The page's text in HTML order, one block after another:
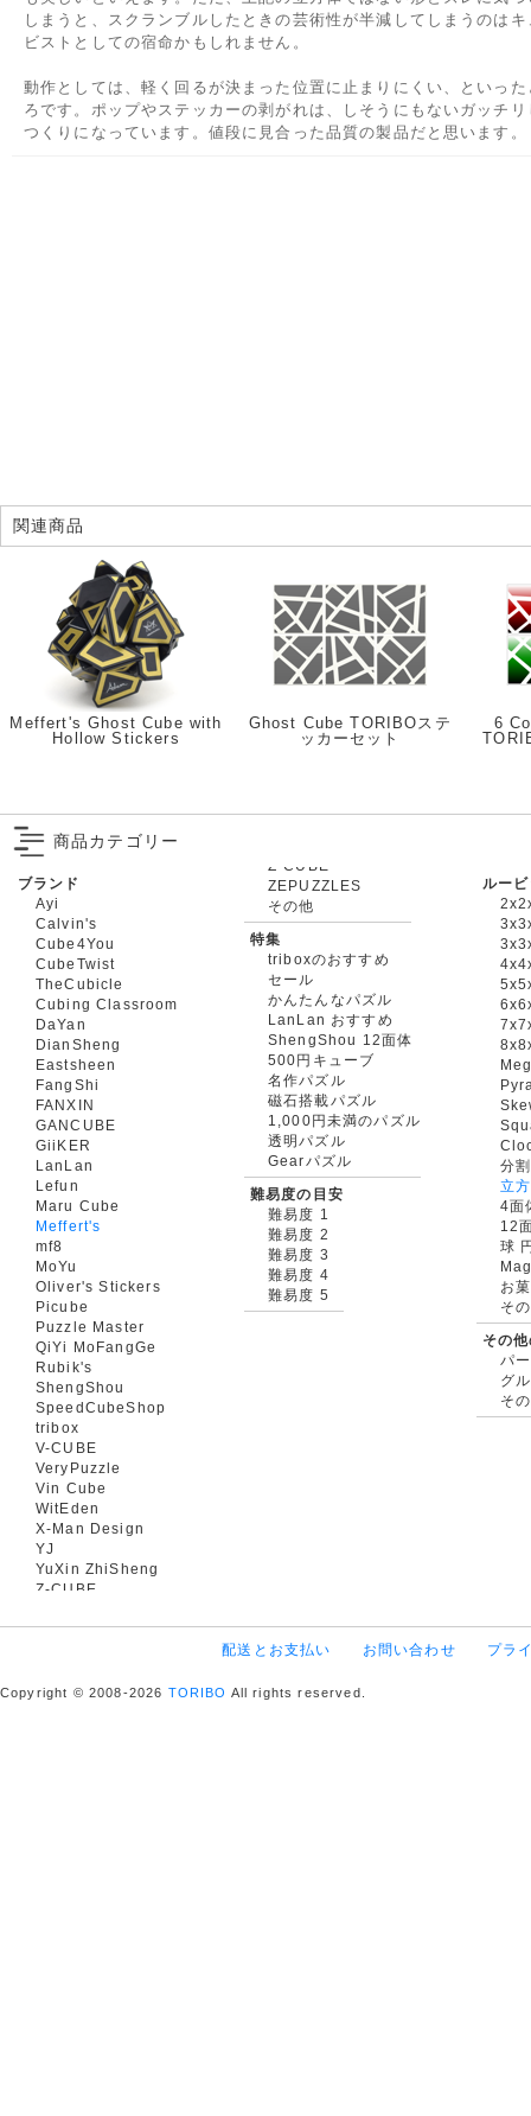
しまうと、スクランブルしたときの芸術性が半減してしまうのはキ
ビストとしての宿命かもしれません。
動作としては、軽く回るが決まった位置に止まりにくい、といった
ろです。ポップやステッカーの剥がれは、しそうにもないガッチリ
つくりになっています。値段に見合った品質の製品だと思います。
関連商品
Meffert's Ghost Cube with
Hollow Stickers
Ghost Cube TORIBOステ
ッカーセット
6
商品カテゴリー
ブランド
Ayi
Calvin's
Cube4You
CubeTwist
TheCubicle
Cubing Classroom
DaYan
DianSheng
Eastsheen
FangShi
FANXIN
GANCUBE
GiiKER
LanLan
Lefun
Maru Cube
Meffert's
mf8
MoYu
Oliver's Stickers
Picube
Puzzle Master
QiYi MoFangGe
Rubik's
ShengShou
SpeedCubeShop
tribox
V-CUBE
VeryPuzzle
Vin Cube
WitEden
X-Man Design
YJ
YuXin ZhiSheng
Z-CUBE
ZEPUZZLES
その他
特集
triboxのおすすめ
セール
かんたんなパズル
LanLan おすすめ
ShengShou 12面体
500円キューブ
名作パズル
磁石搭載パズル
1,000円未満のパズル
透明パズル
Gearパズル
難易度の目安
難易度 1
難易度 2
難易度 3
難易度 4
難易度 5
ルー
分
立
4面
12
球
お
そ
その
パ
グ
そ
配送とお支払い お問い合わせ プラ
Copyright © 2008-2026 TORIBO All rights reserved.